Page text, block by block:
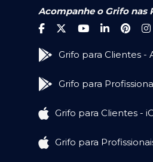
Acompanhe o Grifo nas
Grifo para Clientes -
Grifo para
Grifo para Clientes -
Grifo para